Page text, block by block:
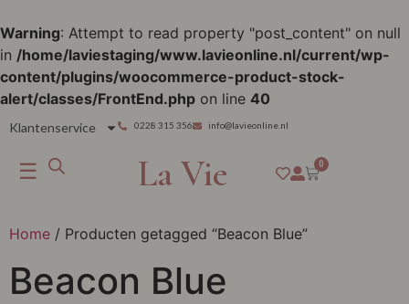
Warning: Attempt to read property "post_content" on null
in /home/laviestaging/www.lavieonline.nl/current/wp-
content/plugins/woocommerce-product-stock-
alert/classes/FrontEnd.php on line 40
Klantenservice 0228 315 356 info@lavieonline.nl
☰ La Vie 0
Home / Producten getagged “Beacon Blue”
Beacon Blue